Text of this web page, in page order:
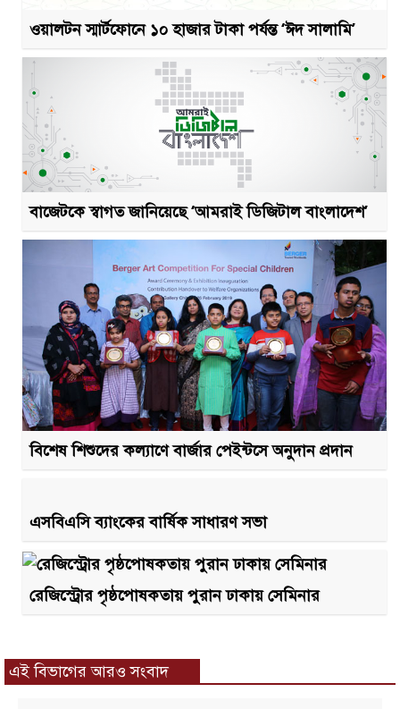
ওয়ালটন স্মার্টফোনে ১০ হাজার টাকা পর্যন্ত ‘ঈদ সালামি’
বাজেটকে স্বাগত জানিয়েছে ‘আমরাই ডিজিটাল বাংলাদেশ’
বিশেষ শিশুদের কল্যাণে বার্জার পেইন্টসে অনুদান প্রদান
এসবিএসি ব্যাংকের বার্ষিক সাধারণ সভা
রেজিস্ট্রোর পৃষ্ঠপোষকতায় পুরান ঢাকায় সেমিনার
এই বিভাগের আরও সংবাদ